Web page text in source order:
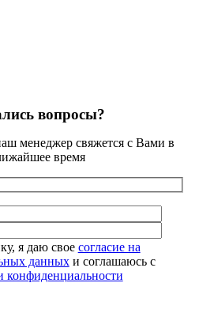
вопросы?
менеджер свяжется с Вами в
время
я даю свое согласие на
данныхи соглашаюсь с
конфиденциальности